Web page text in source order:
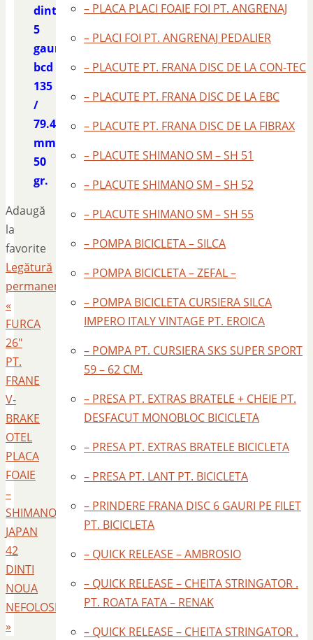
dinti
5
gauri
bcd
135
/
79.4
mm.
50
gr.
Adaugă
la
favorite
Legătură
permanentă
«
FURCA
26″
PT.
FRANE
V-
BRAKE
OTEL
PLACA
FOAIE
–
SHIMANO
JAPAN
42
DINTI
NOUA
NEFOLOSITA
»
– PLACA PLACI FOAIE FOI PT. ANGRENAJ
– PLACI FOI PT. ANGRENAJ PEDALIER
– PLACUTE PT. FRANA DISC DE LA CON-TEC
– PLACUTE PT. FRANA DISC DE LA EBC
– PLACUTE PT. FRANA DISC DE LA FIBRAX
– PLACUTE SHIMANO SM – SH 51
– PLACUTE SHIMANO SM – SH 52
– PLACUTE SHIMANO SM – SH 55
– POMPA BICICLETA – SILCA
– POMPA BICICLETA – ZEFAL –
– POMPA BICICLETA CURSIERA SILCA
IMPERO ITALY VINTAGE PT. EROICA
– POMPA PT. CURSIERA SKS SUPER SPORT
59 – 62 CM.
– PRESA PT. EXTRAS BRATELE + CHEIE PT.
DESFACUT MONOBLOC BICICLETA
– PRESA PT. EXTRAS BRATELE BICICLETA
– PRESA PT. LANT PT. BICICLETA
– PRINDERE FRANA DISC 6 GAURI PE FILET
PT. BICICLETA
– QUICK RELEASE – AMBROSIO
– QUICK RELEASE – CHEITA STRINGATOR .
PT. ROATA FATA – RENAK
– QUICK RELEASE – CHEITA STRINGATOR .